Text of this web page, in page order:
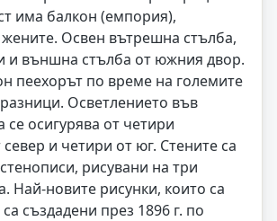
има балкон (емпория),
Освен вътрешна стълба,
и външна стълба от южния двор.
пеехорът по време на големите
Осветлението във
се осигурява от четири
и четири от юг. Стените са
рисувани на три
Най-новите рисунки, които са
създадени през 1896 г. по